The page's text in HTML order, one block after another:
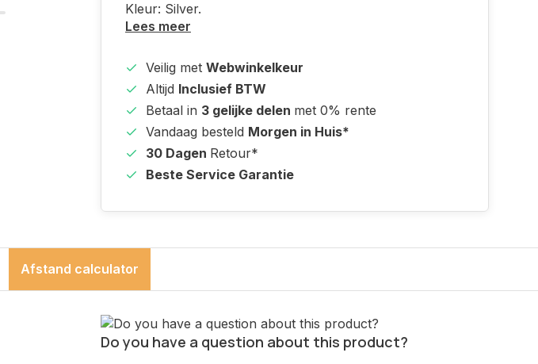
Kleur: Silver.
Lees meer
Veilig met Webwinkelkeur
Altijd Inclusief BTW
Betaal in 3 gelijke delen met 0% rente
Vandaag besteld Morgen in Huis*
30 Dagen Retour*
Beste Service Garantie
Afstand calculator
Do you have a question about this product?